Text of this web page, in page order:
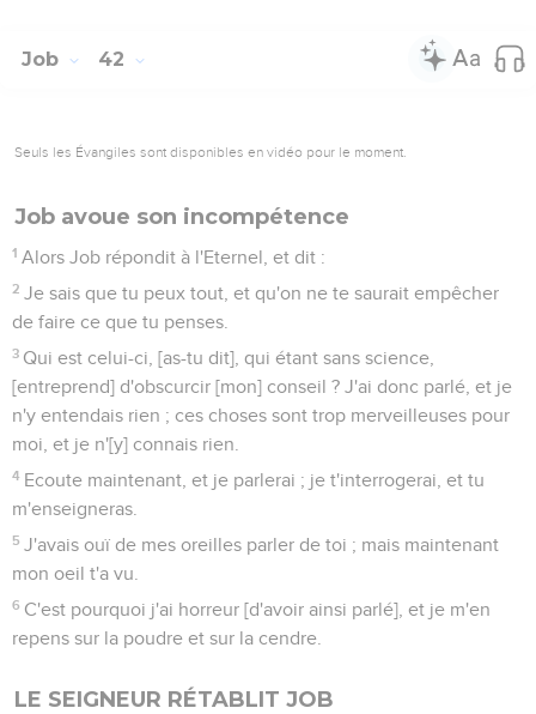
Job 42
Seuls les Évangiles sont disponibles en vidéo pour le moment.
Job avoue son incompétence
1 Alors Job répondit à l'Eternel, et dit :
2 Je sais que tu peux tout, et qu'on ne te saurait empêcher
de faire ce que tu penses.
3 Qui est celui-ci, [as-tu dit], qui étant sans science,
[entreprend] d'obscurcir [mon] conseil ? J'ai donc parlé, et je
n'y entendais rien ; ces choses sont trop merveilleuses pour
moi, et je n'[y] connais rien.
4 Ecoute maintenant, et je parlerai ; je t'interrogerai, et tu
m'enseigneras.
5 J'avais ouï de mes oreilles parler de toi ; mais maintenant
mon oeil t'a vu.
6 C'est pourquoi j'ai horreur [d'avoir ainsi parlé], et je m'en
repens sur la poudre et sur la cendre.
LE SEIGNEUR RÉTABLIT JOB